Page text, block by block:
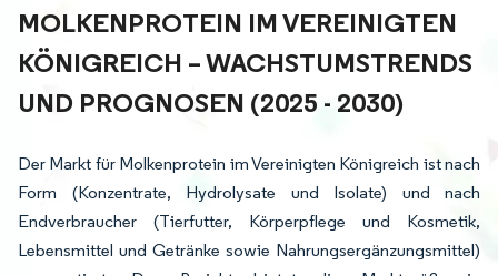
OLKENPROTEIN IM VEREINIGTEN K
ÖNIGREICH – WACHSTUMSTRENDS U
ND PROGNOSEN (2025 - 2030)
Der Markt für Molkenprotein im Vereinigten Königreich ist nach
Form (Konzentrate, Hydrolysate und Isolate) und nach
Endverbraucher (Tierfutter, Körperpflege und Kosmetik,
Lebensmittel und Getränke sowie Nahrungsergänzungsmittel)